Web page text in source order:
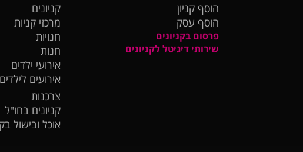
הוסף קניון
הוסף עסק
פרסום בקניונים
שירותי דיגיטל לקניונים
קניונים
מרכזי קניות
חנויות
חנות
אירועי ילדים
אירועים לילדים
צרכנות
קניונים בחו"ל
אוכל ובישול